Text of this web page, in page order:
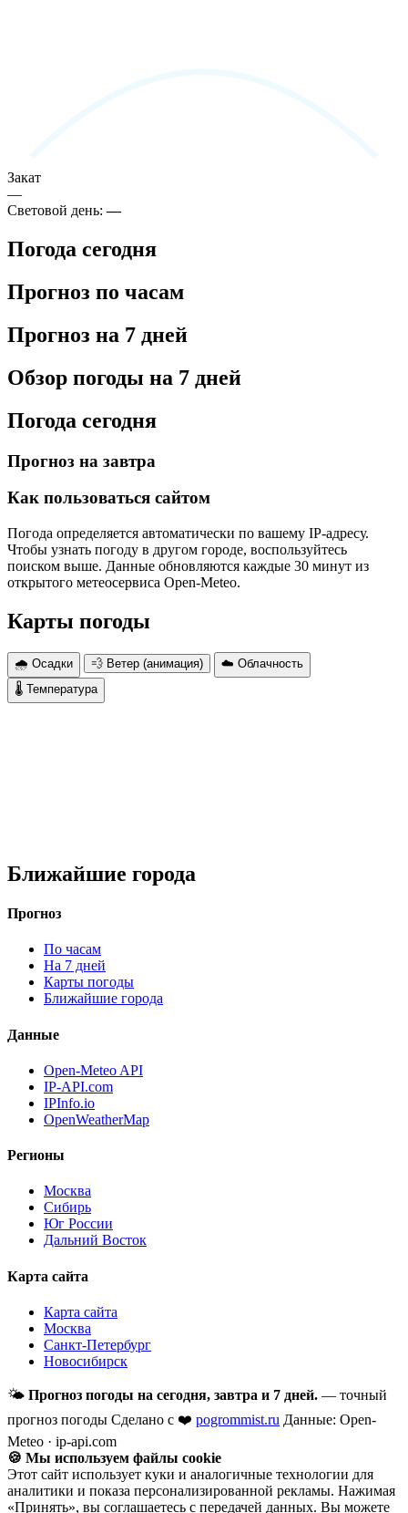
Закат
—
Световой день:—
Погода сегодня
Прогноз по часам
Прогноз на 7 дней
Обзор погоды на 7 дней
Погода сегодня
Прогноз на завтра
Как пользоваться сайтом
Погода определяется автоматически по вашему IP-адресу.
Чтобы узнать погоду в другом городе, воспользуйтесь
поиском выше. Данные обновляются каждые 30 минут из
открытого метеосервиса Open-Meteo.
Карты погоды
🌧 Осадки 💨 Ветер (анимация)
☁️ Облачность
🌡 Температура
Ближайшие города
Прогноз
По часам
На 7 дней
Карты погоды
Ближайшие города
Данные
Open-Meteo API
IP-API.com
IPInfo.io
OpenWeatherMap
Регионы
Москва
Сибирь
Юг России
Дальний Восток
Карта сайта
Карта сайта
Москва
Санкт-Петербург
Новосибирск
🌤 Прогноз погоды на сегодня, завтра и 7 дней. — точный
прогноз погоды Сделано с ❤️ pogrommist.ru Данные: Open-
Meteo · ip-api.com
🍪 Мы используем файлы cookie
Этот сайт использует куки и аналогичные технологии для
аналитики и показа персонализированной рекламы. Нажимая
«Принять», вы соглашаетесь с передачей данных. Вы можете